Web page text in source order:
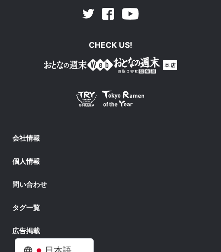
Twitter Facebook
CHECK US!
会社情報
個人情報
問い合わせ
タグ一覧
広告掲載